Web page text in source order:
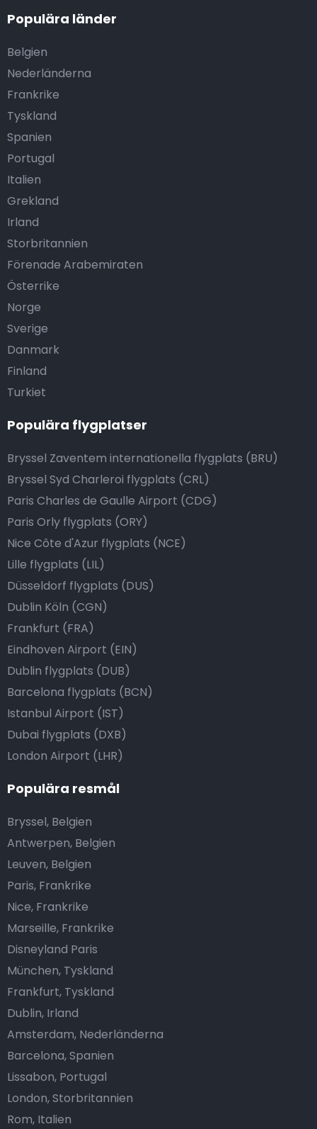
Populära länder
Belgien
Nederländerna
Frankrike
Tyskland
Spanien
Portugal
Italien
Grekland
Irland
Storbritannien
Förenade Arabemiraten
Österrike
Norge
Sverige
Danmark
Finland
Turkiet
Populära flygplatser
Bryssel Zaventem internationella flygplats (BRU)
Bryssel Syd Charleroi flygplats (CRL)
Paris Charles de Gaulle Airport (CDG)
Paris Orly flygplats (ORY)
Nice Côte d'Azur flygplats (NCE)
Lille flygplats (LIL)
Düsseldorf flygplats (DUS)
Dublin Köln (CGN)
Frankfurt (FRA)
Eindhoven Airport (EIN)
Dublin flygplats (DUB)
Barcelona flygplats (BCN)
Istanbul Airport (IST)
Dubai flygplats (DXB)
London Airport (LHR)
Populära resmål
Bryssel, Belgien
Antwerpen, Belgien
Leuven, Belgien
Paris, Frankrike
Nice, Frankrike
Marseille, Frankrike
Disneyland Paris
München, Tyskland
Frankfurt, Tyskland
Dublin, Irland
Amsterdam, Nederländerna
Barcelona, Spanien
Lissabon, Portugal
London, Storbritannien
Rom, Italien